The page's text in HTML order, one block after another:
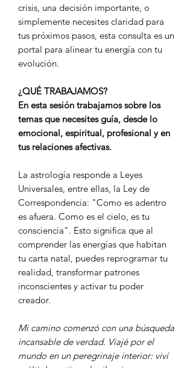
crisis, una decisión importante, o
simplemente necesites claridad para
tus próximos pasos, esta consulta es un
portal para alinear tu energía con tu
evolución.
¿QUÉ TRABAJAMOS?
En esta sesión trabajamos sobre los
temas que necesites guía, desde lo
emocional, espiritual, profesional y en
tus relaciones afectivas.
La astrología responde a Leyes
Universales, entre ellas, la Ley de
Correspondencia: "Como es adentro
es afuera. Como es el cielo, es tu
consciencia". Esto significa que al
comprender las energías que habitan
tu carta natal, puedes reprogramar tu
realidad, transformar patrones
inconscientes y activar tu poder
creador.
Mi camino comenzó con una búsqueda
incansable de verdad. Viajé por el
mundo en un peregrinaje interior: viví